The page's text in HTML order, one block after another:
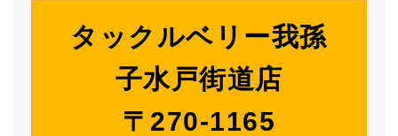
タックルベリー我孫
子水戸街道店
〒270-1165